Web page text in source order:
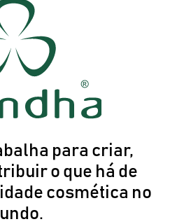
para criar,
o que há de
cosmética no